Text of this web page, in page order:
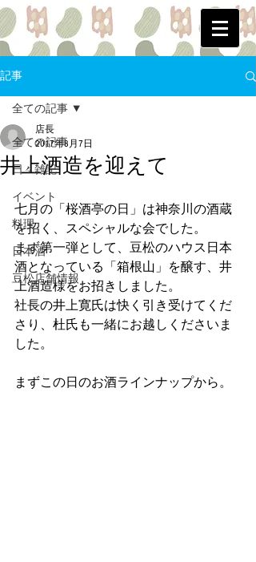
記事
全ての記事
日々雑記
イベント
料理
日本酒
豆松店舗情報
全ての記事
井上酒造を迎えて
店長
2017年8月7日
七月の「桜酒亭の日」は神奈川の酒蔵
を招く、スペシャルな会でした。
まず第一弾として、豆松のハウス日本
酒となっている「箱根山」を醸す、井
上酒造様をお招きしました。
社長の井上寛氏は快く引き受けてくだ
さり、杜氏も一緒にお越しくださいま
した。
まずこの日のお酒ラインナップから。